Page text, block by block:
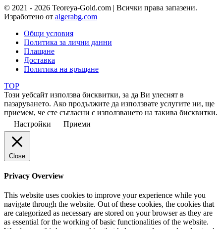
© 2021 - 2026 Teoreya-Gold.com | Всички права запазени.
Изработено от algerabg.com
Общи условия
Политика за лични данни
Плащане
Доставка
Политика на връщане
TOP
Този уебсайт използва бисквитки, за да Ви улеснят в
пазаруването. Ако продължите да използвате услугите ни, ще
приемем, че сте съгласни с използването на такива бисквитки.
Настройки
Приеми
Close
Privacy Overview
This website uses cookies to improve your experience while you
navigate through the website. Out of these cookies, the cookies that
are categorized as necessary are stored on your browser as they are
as essential for the working of basic functionalities of the website.